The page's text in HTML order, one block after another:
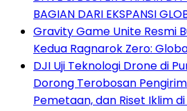
BAGIAN DARI EKSPANSI
Gravity Game Unite Resmi
Kedua Ragnarok Zero:
DJI Uji Teknologi Drone di
Dorong Terobosan
Pemetaan, dan Riset Iklim